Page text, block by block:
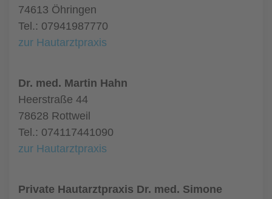
74613 Öhringen
Tel.: 07941987770
zur Hautarztpraxis
Dr. med. Martin Hahn
Heerstraße 44
78628 Rottweil
Tel.: 074117441090
zur Hautarztpraxis
Private Hautarztpraxis Dr. med. Simone